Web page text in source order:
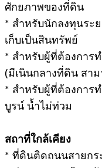
ศักยภาพของที่ดิน
* สำหรับนักลงทุนระ
เก็บเป็นสินทรัพย์
* สำหรับผู้ที่ต้องการ
(มีเนินกลางที่ดิน สา
* สำหรับผู้ที่ต้องการ
บูรน์ น้ำไม่ท่วม
สถาที่ใกล้เคียง
* ที่ดินติดถนนสายกร